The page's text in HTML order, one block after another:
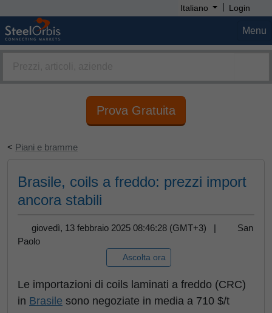
Italiano | Login
Menu
Prova Gratuita
< Piani e bramme
Brasile, coils a freddo: prezzi import
ancora stabili
giovedì, 13 febbraio 2025 08:46:28 (GMT+3) |
San
Paolo
Ascolta ora
Le importazioni di coils laminati a freddo (CRC)
in Brasile sono negoziate in media a 710 $/t